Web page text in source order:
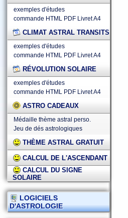
exemples d'études
commande HTML PDF Livret A4
CLIMAT ASTRAL TRANSITS
exemples d'études
commande HTML PDF Livret A4
RÉVOLUTION SOLAIRE
exemples d'études
commande HTML PDF Livret A4
ASTRO CADEAUX
Médaille thème astral perso.
Jeu de dés astrologiques
THÈME ASTRAL GRATUIT
CALCUL DE L'ASCENDANT
CALCUL DU SIGNE
SOLAIRE
LOGICIELS
D'ASTROLOGIE